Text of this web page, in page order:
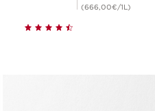
(666,00€/1L)